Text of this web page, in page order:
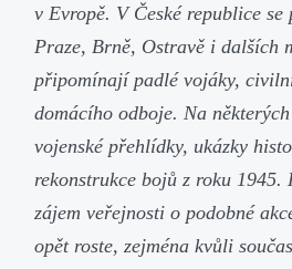
v Evropě. V České republice
Praze, Brně, Ostravě i dalších
připomínají padlé vojáky,
domácího odboje. Na
vojenské přehlídky, ukázky
rekonstrukce bojů z roku
zájem veřejnosti o podobné
opět roste, zejména kvůli